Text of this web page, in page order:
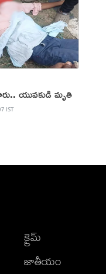
యువకుడి మృతి
IST
క్రైమ్
జాతీయం